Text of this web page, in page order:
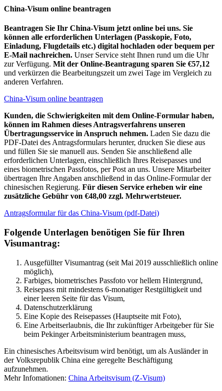
China-Visum online beantragen
Beantragen Sie Ihr China-Visum jetzt online bei uns. Sie
können alle erforderlichen Unterlagen (Passkopie, Foto,
Einladung, Flugdetails etc.) digital hochladen oder bequem per
E-Mail nachreichen. Unser Service steht Ihnen rund um die Uhr
zur Verfügung. Mit der Online-Beantragung sparen Sie €57,12
und verkürzen die Bearbeitungszeit um zwei Tage im Vergleich zu
anderen Verfahren.
China-Visum online beantragen
Kunden, die Schwierigkeiten mit dem Online-Formular haben,
können im Rahmen dieses Antragsverfahrens unseren
Übertragungsservice in Anspruch nehmen. Laden Sie dazu die
PDF-Datei des Antragsformulars herunter, drucken Sie diese aus
und füllen Sie sie manuell aus. Senden Sie anschließend alle
erforderlichen Unterlagen, einschließlich Ihres Reisepasses und
eines biometrischen Passfotos, per Post an uns. Unsere Mitarbeiter
übertragen Ihre Angaben anschließend in das Online-Formular der
chinesischen Regierung. Für diesen Service erheben wir eine
zusätzliche Gebühr von €48,00 zzgl. Mehrwertsteuer.
Antragsformular für das China-Visum (pdf-Datei)
Folgende Unterlagen benötigen Sie für Ihren
Visumantrag:
Ausgefüllter Visumantrag (seit Mai 2019 ausschließlich online
möglich),
Farbiges, biometrisches Passfoto vor hellem Hintergrund,
Reisepass mit mindestens 6-monatiger Restgültigkeit und
einer leeren Seite für das Visum,
Datenschutzerklärung
Eine Kopie des Reisepasses (Hauptseite mit Foto),
Eine Arbeitserlaubnis, die Ihr zukünftiger Arbeitgeber für Sie
beim Pekinger Arbeitsministerium beantragen muss,
Ein chinesisches Arbeitsvisum wird benötigt, um als Ausländer in
der Volksrepublik China eine geregelte Beschäftigung
aufzunehmen.
Mehr Infomationen: China Arbeitsvisum (Z-Visum)